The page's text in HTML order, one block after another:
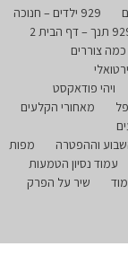
929 ילדים – חנוכה
– דף הבית 2
כמה צוררים
ויהי פודאקסט
מאחורי הקלעים
וההפטרה
מפות
עמוד נסיון הטמעות
שיר על הפרק